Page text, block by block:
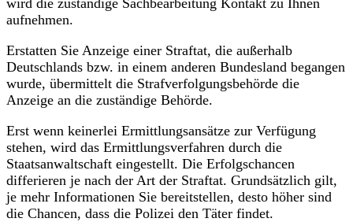
aufnehmen.
Erstatten Sie Anzeige einer Straftat, die außerhalb
Deutschlands bzw. in einem anderen Bundesland begangen
wurde, übermittelt die Strafverfolgungsbehörde die
Anzeige an die zuständige Behörde.
Erst wenn keinerlei Ermittlungsansätze zur Verfügung
stehen, wird das Ermittlungsverfahren durch die
Staatsanwaltschaft eingestellt. Die Erfolgschancen
differieren je nach der Art der Straftat. Grundsätzlich gilt,
je mehr Informationen Sie bereitstellen, desto höher sind
die Chancen, dass die Polizei den Täter findet.